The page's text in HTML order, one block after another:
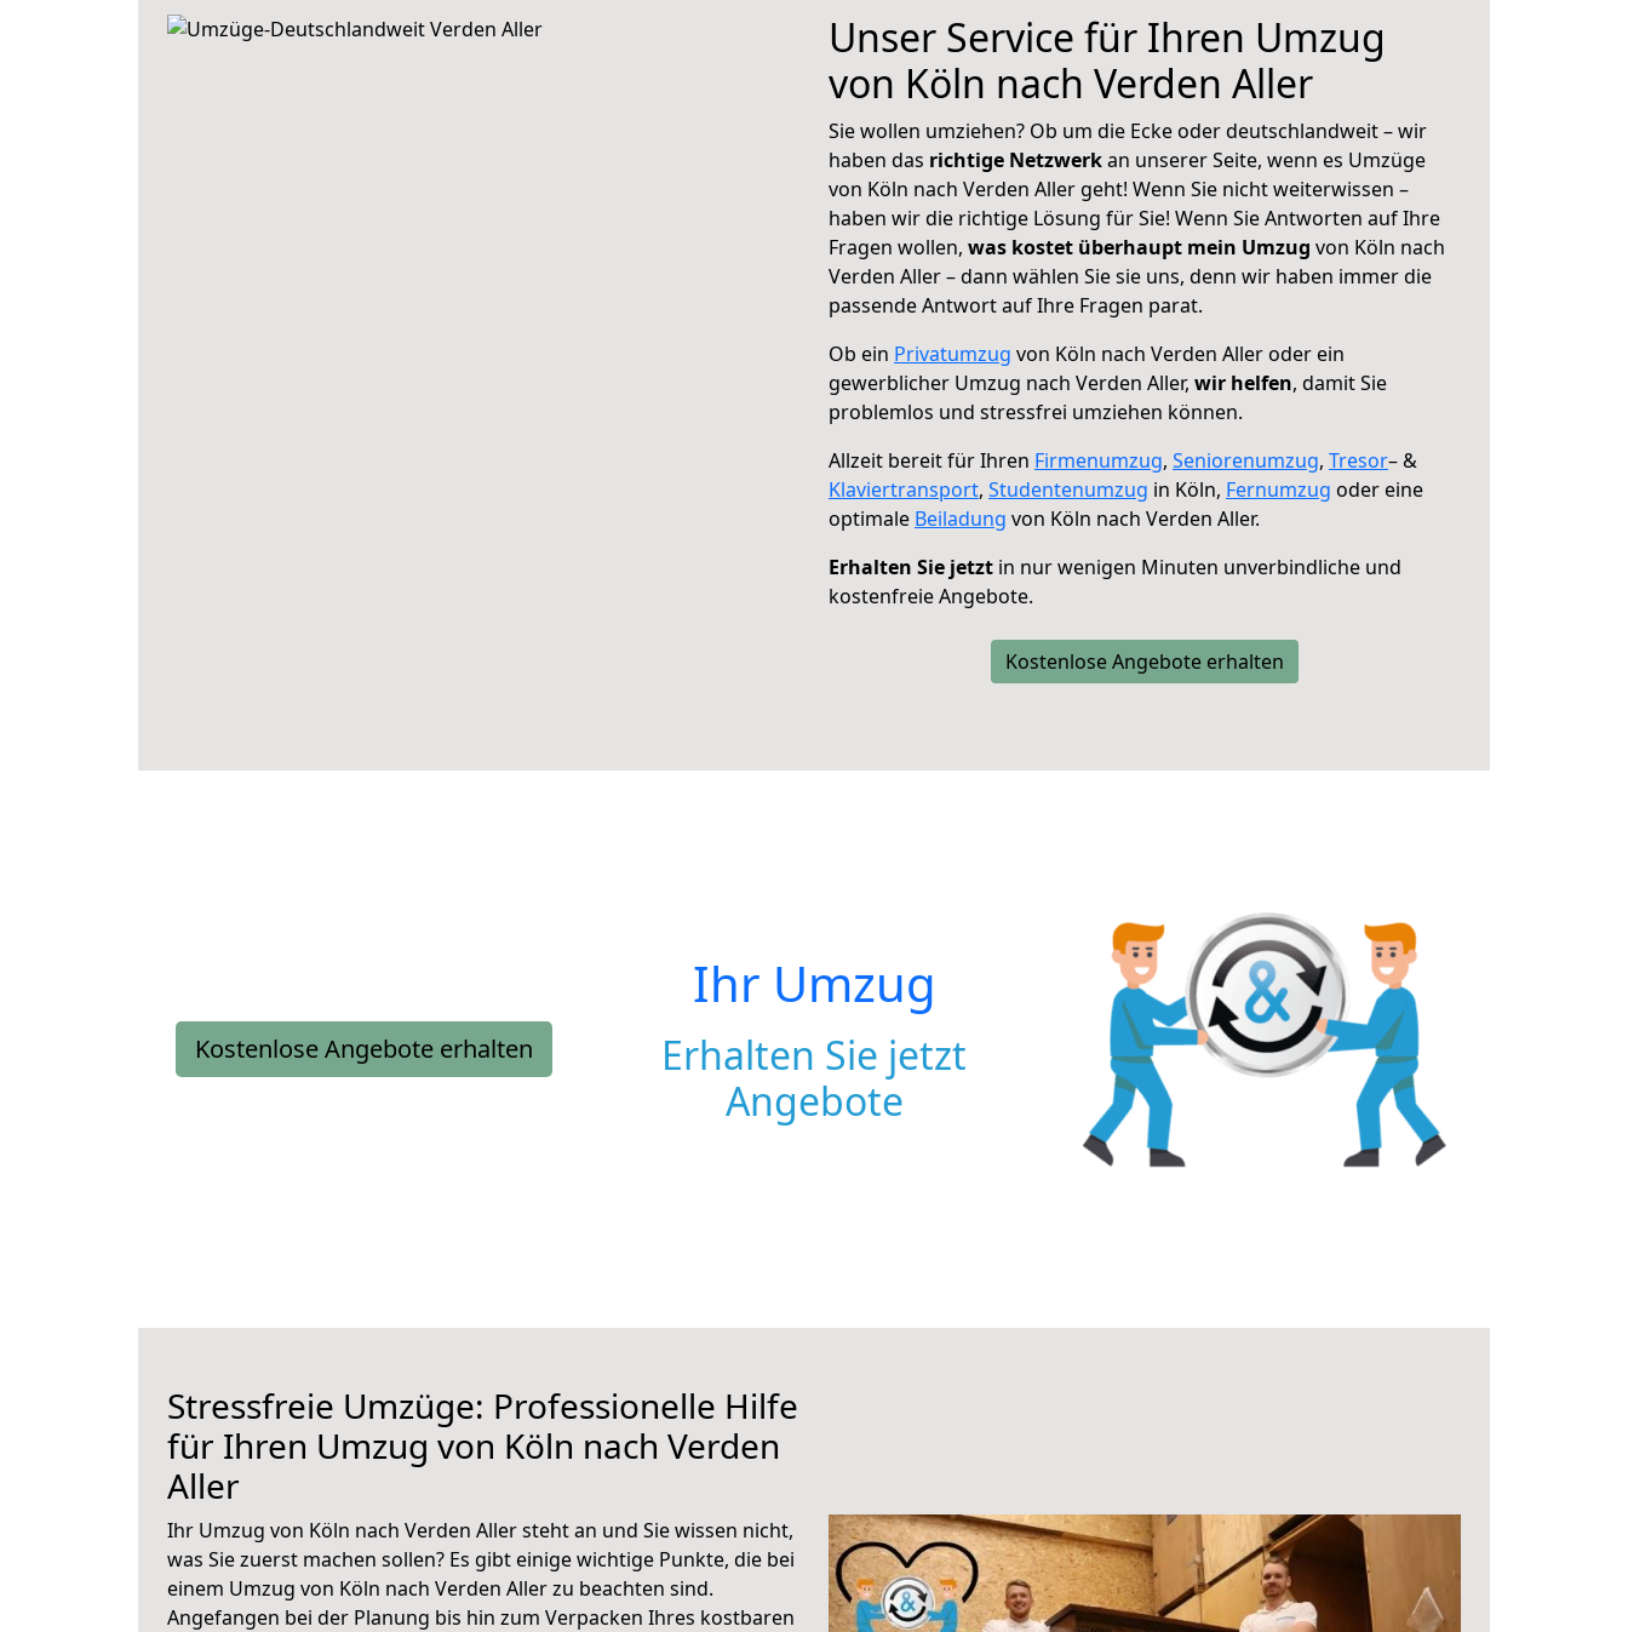
Unser Service für Ihren Umzug
von Köln nach Verden Aller
Sie wollen umziehen? Ob um die Ecke oder deutschlandweit – wir
haben das richtige Netzwerkan unserer Seite, wenn es Umzüge
von Köln nach Verden Aller geht! Wenn Sie nicht weiterwissen –
haben wir die richtige Lösung für Sie! Wenn Sie Antworten auf Ihre
Fragen wollen, was kostet überhaupt mein Umzug von Köln nach
Verden Aller – dann wählen Sie sie uns, denn wir haben immer die
passende Antwort auf Ihre Fragen parat.
Ob ein Privatumzug von Köln nach Verden Aller oder ein
gewerblicher Umzug nach Verden Aller, wir helfen, damit Sie
problemlos und stressfrei umziehen können.
Allzeit bereit für Ihren Firmenumzug, Seniorenumzug, Tresor– &
Klaviertransport, Studentenumzug in Köln, Fernumzug oder eine
optimale Beiladung von Köln nach Verden Aller.
Erhalten Sie jetzt in nur wenigen Minuten unverbindliche und
kostenfreie Angebote.
Kostenlose Angebote erhalten
Kostenlose Angebote erhalten
Ihr Umzug
Erhalten Sie jetzt
Angebote
Stressfreie Umzüge: Professionelle Hilfe
für Ihren Umzug von Köln nach Verden
Aller
Ihr Umzug von Köln nach Verden Aller steht an und Sie wissen nicht,
was Sie zuerst machen sollen? Es gibt einige wichtige Punkte, die bei
einem Umzug von Köln nach Verden Aller zu beachten sind.
Angefangen bei der Planung bis hin zum Verpacken Ihres kostbaren